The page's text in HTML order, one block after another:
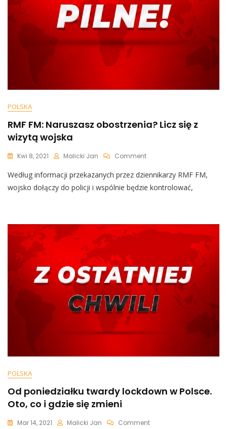
POLSKA
RMF FM: Naruszasz obostrzenia? Licz się z
wizytą wojska
Kwi 8, 2021 Malicki Jan CommentOn
FM:
Naruszasz
Z
Wizytą
Według informacji przekazanych przez dziennikarzy RMF FM,
wojsko dołączy do policji i wspólnie będzie kontrolować,
POLSKA
Od poniedziałku twardy lockdown w Polsce.
Oto, co i gdzie się zmieni
Mar 14, 2021 Malicki Jan CommentOn